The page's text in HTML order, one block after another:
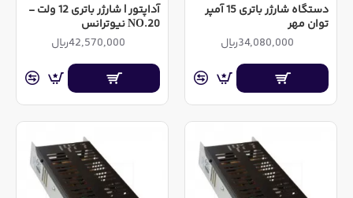
دستگاه شارژر باتری 15 آمپر
توان مهر
34,080,000ریال
آداپتور | شارژر باتری 12 ولت -
NO.20 نیوترانس
42,570,000ریال